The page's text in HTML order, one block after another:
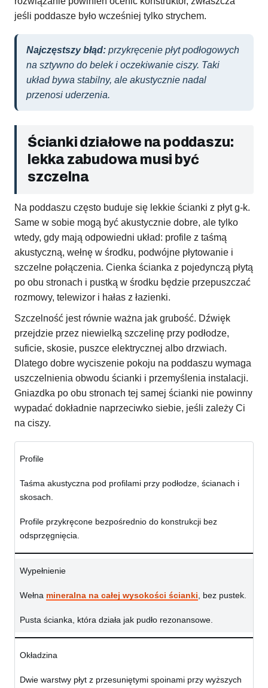
jeśli poddasze było wcześniej tylko strychem.
Najczęstszy błąd: przykręcenie płyt podłogowych
na sztywno do belek i oczekiwanie ciszy. Taki
układ bywa stabilny, ale akustycznie nadal
przenosi uderzenia.
Ścianki działowe na poddaszu:
lekka zabudowa musi być
szczelna
Na poddaszu często buduje się lekkie ścianki z płyt g-k.
Same w sobie mogą być akustycznie dobre, ale tylko
wtedy, gdy mają odpowiedni układ: profile z taśmą
akustyczną, wełnę w środku, podwójne płytowanie i
szczelne połączenia. Cienka ścianka z pojedynczą płytą
po obu stronach i pustką w środku będzie przepuszczać
rozmowy, telewizor i hałas z łazienki.
Szczelność jest równie ważna jak grubość. Dźwięk
przejdzie przez niewielką szczelinę przy podłodze,
suficie, skosie, puszce elektrycznej albo drzwiach.
Dlatego dobre wyciszenie pokoju na poddaszu wymaga
uszczelnienia obwodu ścianki i przemyślenia instalacji.
Gniazdka po obu stronach tej samej ścianki nie powinny
wypadać dokładnie naprzeciwko siebie, jeśli zależy Ci
na ciszy.
Profile
Taśma akustyczna pod profilami przy podłodze, ścianach i
skosach.
Profile przykręcone bezpośrednio do konstrukcji bez
odsprzęgnięcia.
Wypełnienie
Wełna mineralna na całej wysokości ścianki, bez pustek.
Pusta ścianka, która działa jak pudło rezonansowe.
Okładzina
Dwie warstwy płyt z przesuniętymi spoinami przy wyższych